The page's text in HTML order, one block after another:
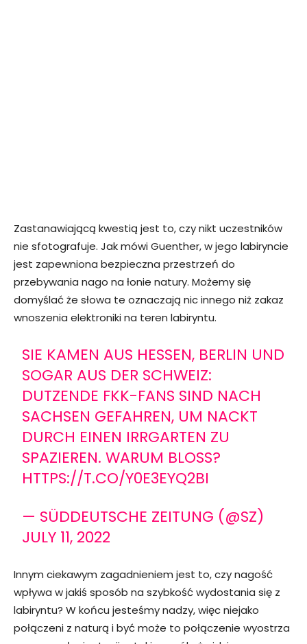
Zastanawiającą kwestią jest to, czy nikt uczestników
nie sfotografuje. Jak mówi Guenther, w jego labiryncie
jest zapewniona bezpieczna przestrzeń do
przebywania nago na łonie natury. Możemy się
domyślać że słowa te oznaczają nic innego niż zakaz
wnoszenia elektroniki na teren labiryntu.
SIE KAMEN AUS HESSEN, BERLIN UND
SOGAR AUS DER SCHWEIZ:
DUTZENDE FKK-FANS SIND NACH
SACHSEN GEFAHREN, UM NACKT
DURCH EINEN IRRGARTEN ZU
SPAZIEREN. WARUM BLOSS?
HTTPS://T.CO/Y0E3EYQ2BI
— SÜDDEUTSCHE ZEITUNG (@SZ)
JULY 11, 2022
Innym ciekawym zagadnieniem jest to, czy nagość
wpływa w jakiś sposób na szybkość wydostania się z
labiryntu? W końcu jesteśmy nadzy, więc niejako
połączeni z naturą i być może to połączenie wyostrza